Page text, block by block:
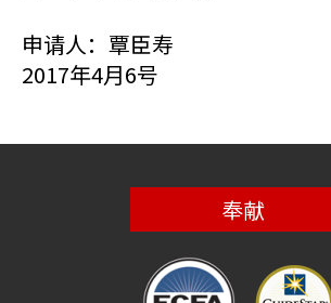
申请人：覃臣寿
2017年4月6号
奉献